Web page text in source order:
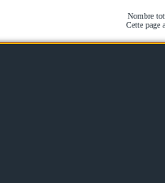
Nombre
Cette page